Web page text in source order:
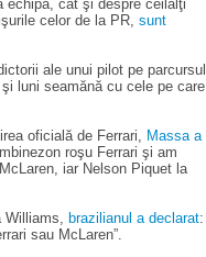
echipă, cât şi despre ceilalţi
celor de la PR, sunt
ale unui pilot pe parcursul
luni seamănă cu cele pe care
oficială de Ferrari, Massa a
roşu Ferrari şi am
iar Nelson Piquet la
Williams, brazilianul a declarat:
sau McLaren”.